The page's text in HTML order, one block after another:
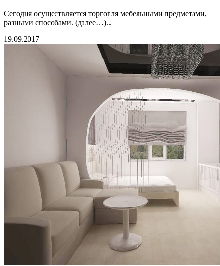
Сегодня осуществляется торговля мебельными предметами,
разными способами. (далее…)...
19.09.2017